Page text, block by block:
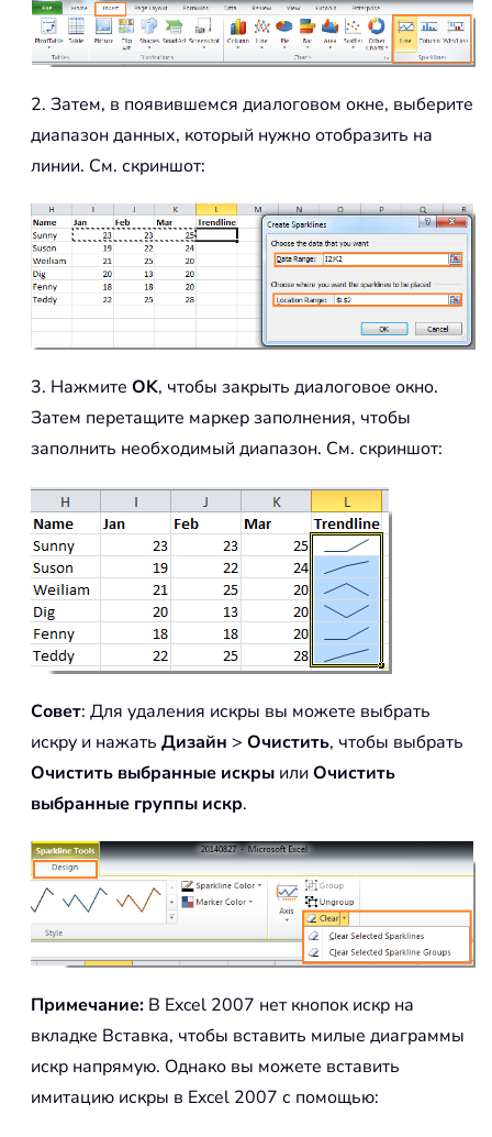
2. Затем, в появившемся диалоговом окне, выберите
диапазон данных, который нужно отобразить на
линии. См. скриншот:
3. Нажмите OK, чтобы закрыть диалоговое окно.
Затем перетащите маркер заполнения, чтобы
заполнить необходимый диапазон. См. скриншот:
Совет: Для удаления искры вы можете выбрать
искру и нажать Дизайн > Очистить, чтобы выбрать
Очистить выбранные искры или Очистить
выбранные группы искр.
Примечание: В Excel 2007 нет кнопок искр на
вкладке Вставка, чтобы вставить милые диаграммы
искр напрямую. Однако вы можете вставить
имитацию искры в Excel 2007 с помощью: